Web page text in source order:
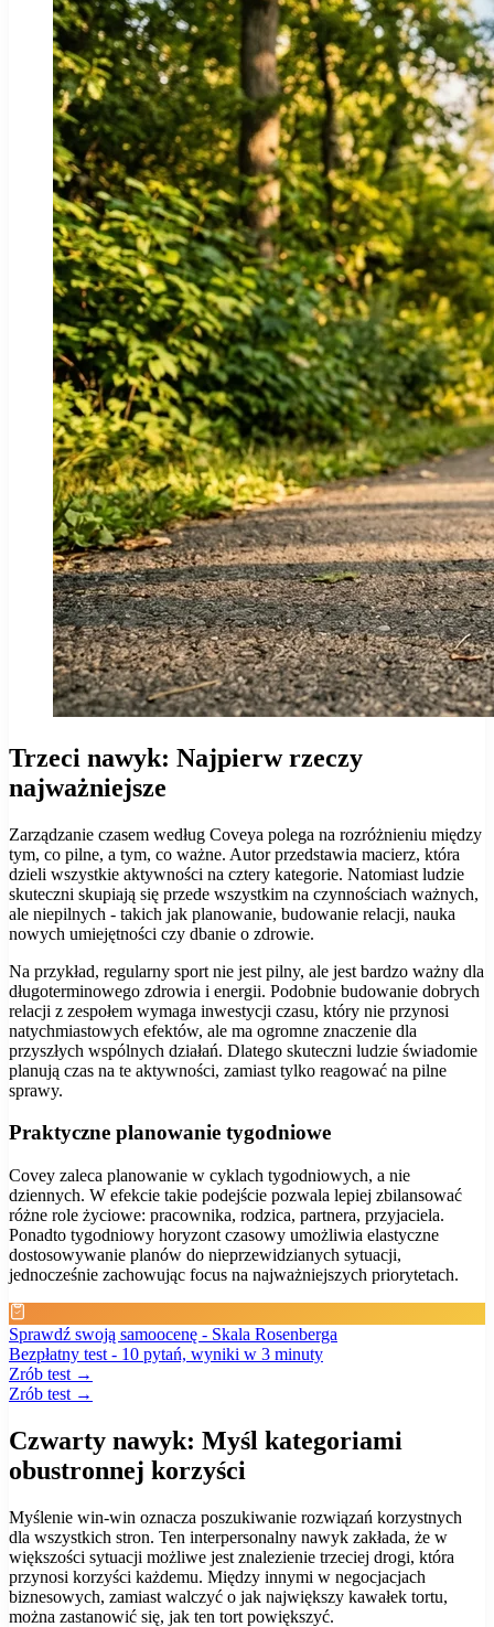
Trzeci nawyk: Najpierw rzeczy
najważniejsze
Zarządzanie czasem według Coveya polega na rozróżnieniu między
tym, co pilne, a tym, co ważne. Autor przedstawia macierz, która
dzieli wszystkie aktywności na cztery kategorie. Natomiast ludzie
skuteczni skupiają się przede wszystkim na czynnościach ważnych,
ale niepilnych - takich jak planowanie, budowanie relacji, nauka
nowych umiejętności czy dbanie o zdrowie.
Na przykład, regularny sport nie jest pilny, ale jest bardzo ważny dla
długoterminowego zdrowia i energii. Podobnie budowanie dobrych
relacji z zespołem wymaga inwestycji czasu, który nie przynosi
natychmiastowych efektów, ale ma ogromne znaczenie dla
przyszłych wspólnych działań. Dlatego skuteczni ludzie świadomie
planują czas na te aktywności, zamiast tylko reagować na pilne
sprawy.
Praktyczne planowanie tygodniowe
Covey zaleca planowanie w cyklach tygodniowych, a nie
dziennych. W efekcie takie podejście pozwala lepiej zbilansować
różne role życiowe: pracownika, rodzica, partnera, przyjaciela.
Ponadto tygodniowy horyzont czasowy umożliwia elastyczne
dostosowywanie planów do nieprzewidzianych sytuacji,
jednocześnie zachowując focus na najważniejszych priorytetach.
Sprawdź swoją samoocenę - Skala Rosenberga
Bezpłatny test - 10 pytań, wyniki w 3 minuty
Zrób test →
Zrób test →
Czwarty nawyk: Myśl kategoriami
obustronnej korzyści
Myślenie win-win oznacza poszukiwanie rozwiązań korzystnych
dla wszystkich stron. Ten interpersonalny nawyk zakłada, że w
większości sytuacji możliwe jest znalezienie trzeciej drogi, która
przynosi korzyści każdemu. Między innymi w negocjacjach
biznesowych, zamiast walczyć o jak największy kawałek tortu,
można zastanowić się, jak ten tort powiększyć.